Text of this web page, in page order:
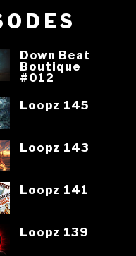
Down Beat
Boutique
#012
Loopz 145
Loopz 143
Loopz 141
Loopz 139